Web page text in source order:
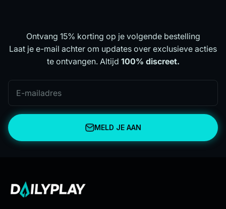
Ontvang 15% korting op je volgende bestelling
Laat je e-mail achter om updates over exclusieve acties
te ontvangen. Altijd 100% discreet.
E-mailadres
MELD JE AAN